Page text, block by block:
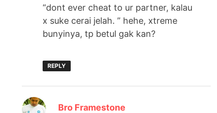
“dont ever cheat to ur partner, kalau
x suke cerai jelah. ” hehe, xtreme
bunyinya, tp betul gak kan?
REPLY
Bro Framestone